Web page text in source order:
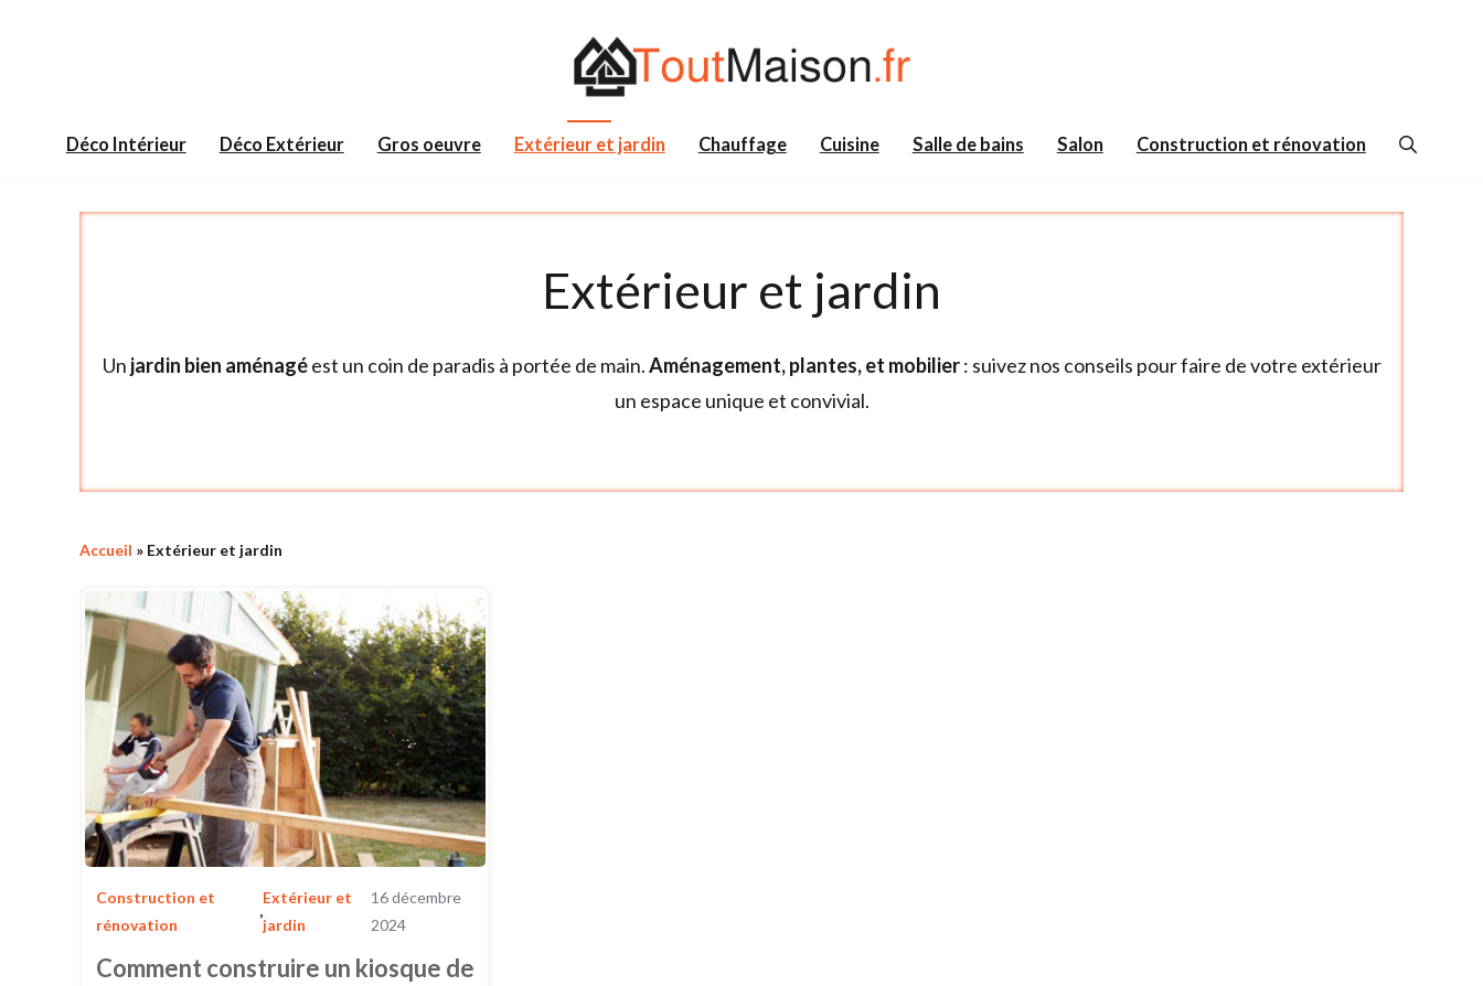
Déco Intérieur Déco Extérieur Gros oeuvre Extérieur et jardin Chauffage Cuisine Salle de bains Salon Construction et rénovation
Extérieur et jardin
Un jardin bien aménagéest un coin de paradis à portée de main.Aménagement, plantes, et mobilier: suivez nos conseils pour faire de votre extérieur
un espace unique et convivial.
Accueil » Extérieur et jardin
Construction et
rénovation
,
Extérieur et
jardin
16 décembre
2024
Comment construire un kiosque de